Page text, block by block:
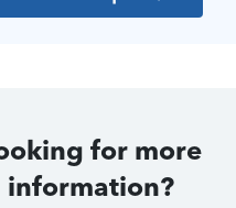
for more
information?